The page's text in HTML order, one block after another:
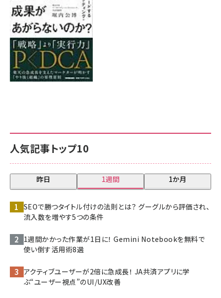
人気記事トップ10
昨日 1週間 1か月
SEOで勝つタイトル付けの法則とは？ グーグルから評価され、
流入数を増やす5つの条件
1週間かかった作業が1日に！ Gemini Notebookを無料で
使い倒す活用術8選
アクティブユーザーが2倍に急成長！ JA共済アプリに学
ぶ“ユーザー視点”のUI/UX改善
8月7日 10:00